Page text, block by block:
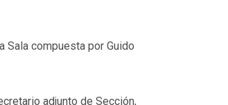
Sala compuesta por Guido
adjunto de Sección,